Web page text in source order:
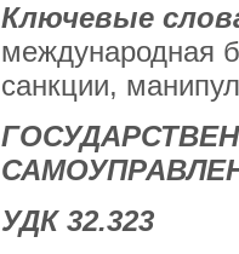
Ключевые
международная
санкции,
УДК 32.323